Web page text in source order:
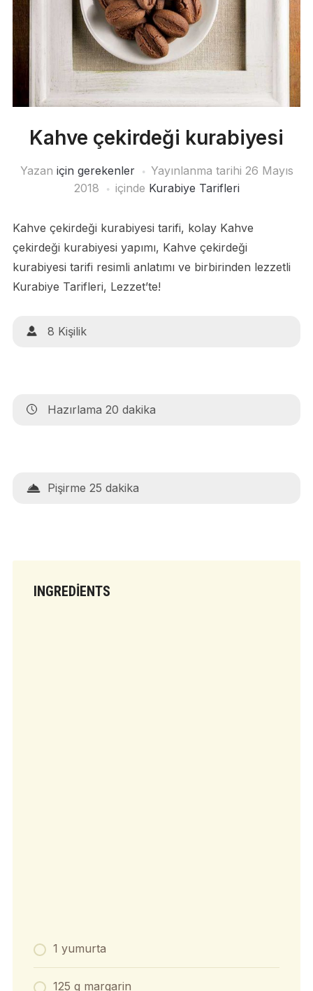
Kahve çekirdeği kurabiyesi
Yazan için gerekenler Yayınlanma tarihi 26 Mayıs
2018
içinde Kurabiye Tarifleri
Kahve çekirdeği kurabiyesi tarifi, kolay Kahve
çekirdeği kurabiyesi yapımı, Kahve çekirdeği
kurabiyesi tarifi resimli anlatımı ve birbirinden lezzetli
Kurabiye Tarifleri, Lezzet’te!
8 Kişilik
Hazırlama 20 dakika
Pişirme 25 dakika
INGREDIENTS
1 yumurta
125 g margarin